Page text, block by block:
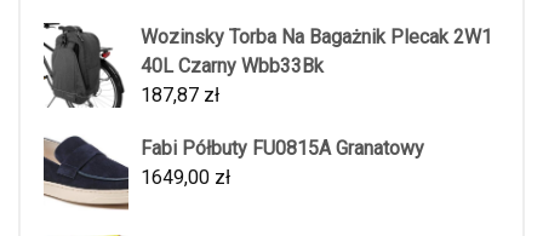
Wozinsky Torba Na Bagażnik Plecak 2W1
40L Czarny Wbb33Bk
187,87 zł
Fabi Półbuty FU0815A Granatowy
1649,00 zł